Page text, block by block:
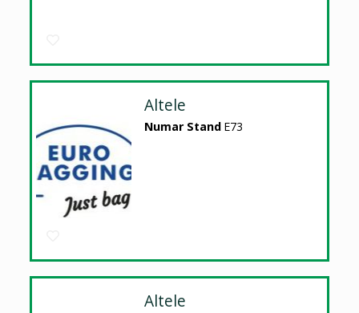
Altele
Numar Stand E73
Altele